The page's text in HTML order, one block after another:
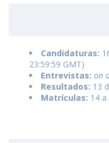
Candidaturas:
23:59:59 GMT)
Entrevistas: on
Resultados: 13
Matrículas: 14